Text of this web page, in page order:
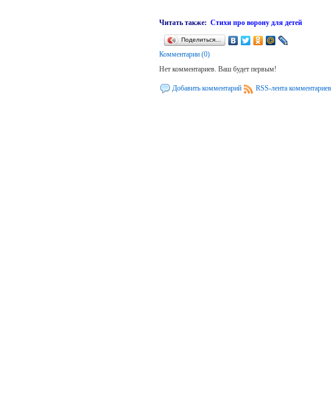
Читать также:Стихи про ворону для детей
Поделиться…
Комментарии (0)
Нет комментариев. Ваш будет первым!
Добавить комментарий RSS-лента комментариев